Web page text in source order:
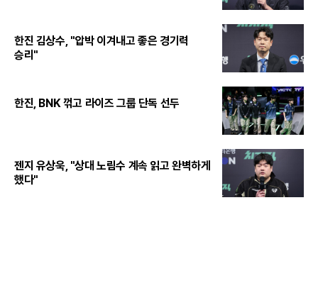
한진 김상수, "압박 이겨내고 좋은 경기력
승리"
한진, BNK 꺾고 라이즈 그룹 단독 선두
젠지 유상욱, "상대 노림수 계속 읽고 완벽하게
했다"